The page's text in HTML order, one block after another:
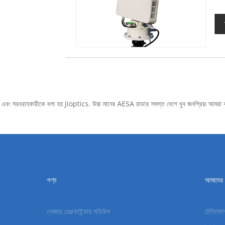
এবং সরবরাহকারীকে বলা হয় Jioptics. উচ্চ মানের AESA রাডার সমস্ত দেশে খুব জনপ্রিয়৷
পণ্য
লেজার রেঞ্জফাইন্ডার মডিউল